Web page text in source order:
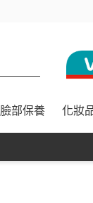
臉部保養 化妝